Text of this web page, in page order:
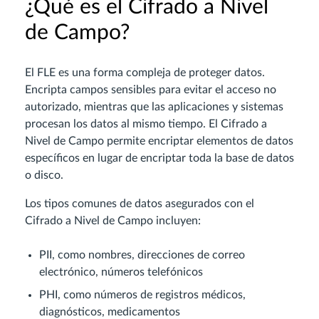
¿Qué es el Cifrado a Nivel
de Campo?
El FLE es una forma compleja de proteger datos.
Encripta campos sensibles para evitar el acceso no
autorizado, mientras que las aplicaciones y sistemas
procesan los datos al mismo tiempo. El Cifrado a
Nivel de Campo permite encriptar elementos de datos
específicos en lugar de encriptar toda la base de datos
o disco.
Los tipos comunes de datos asegurados con el
Cifrado a Nivel de Campo incluyen:
PII, como nombres, direcciones de correo
electrónico, números telefónicos
PHI, como números de registros médicos,
diagnósticos, medicamentos